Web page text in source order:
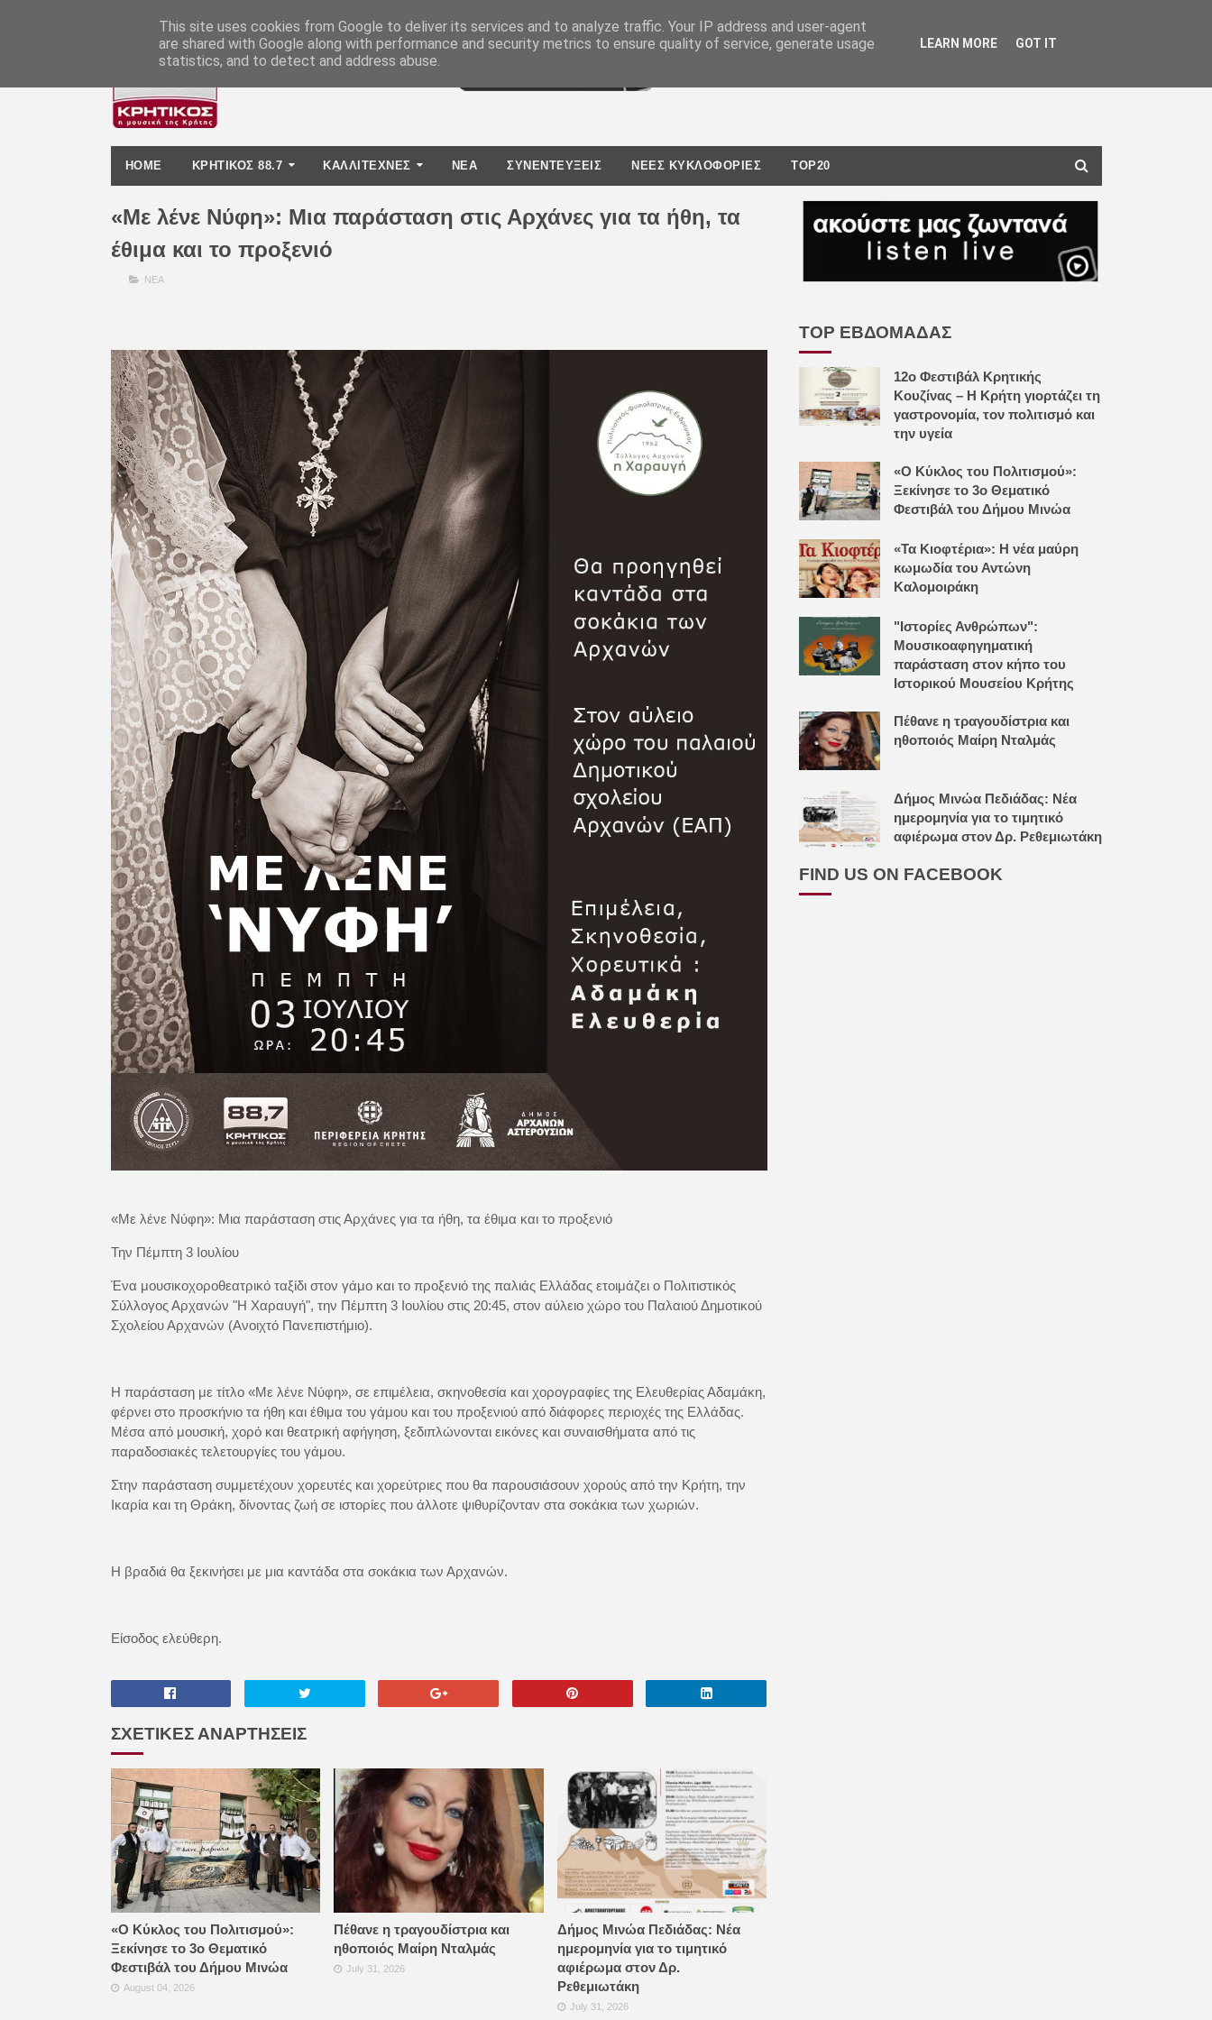
HOME ΚΡΗΤΙΚΟΣ 88.7 ΚΑΛΛΙΤΕΧΝΕΣ ΝΕΑ ΣΥΝΕΝΤΕΥΞΕΙΣ ΝΕΕΣ ΚΥΚΛΟΦΟΡΙΕΣ TOP20
«Με λένε Νύφη»: Μια παράσταση στις Αρχάνες για τα ήθη, τα
έθιμα και το προξενιό
ΝΕΑ
«Με λένε Νύφη»: Μια παράσταση στις Αρχάνες για τα ήθη, τα έθιμα και το προξενιό
Την Πέμπτη 3 Ιουλίου
Ένα μουσικοχοροθεατρικό ταξίδι στον γάμο και το προξενιό της παλιάς Ελλάδας ετοιμάζει ο Πολιτιστικός
Σύλλογος Αρχανών "Η Χαραυγή", την Πέμπτη 3 Ιουλίου στις 20:45, στον αύλειο χώρο του Παλαιού Δημοτικού
Σχολείου Αρχανών (Ανοιχτό Πανεπιστήμιο).
Η παράσταση με τίτλο «Με λένε Νύφη», σε επιμέλεια, σκηνοθεσία και χορογραφίες της Ελευθερίας Αδαμάκη,
φέρνει στο προσκήνιο τα ήθη και έθιμα του γάμου και του προξενιού από διάφορες περιοχές της Ελλάδας.
Μέσα από μουσική, χορό και θεατρική αφήγηση, ξεδιπλώνονται εικόνες και συναισθήματα από τις
παραδοσιακές τελετουργίες του γάμου.
Στην παράσταση συμμετέχουν χορευτές και χορεύτριες που θα παρουσιάσουν χορούς από την Κρήτη, την
Ικαρία και τη Θράκη, δίνοντας ζωή σε ιστορίες που άλλοτε ψιθυρίζονταν στα σοκάκια των χωριών.
Η βραδιά θα ξεκινήσει με μια καντάδα στα σοκάκια των Αρχανών.
Είσοδος ελεύθερη.
ΣΧΕΤΙΚΕΣ ΑΝΑΡΤΗΣΕΙΣ
«Ο Κύκλος του Πολιτισμού»:
Ξεκίνησε το 3ο Θεματικό
Φεστιβάλ του Δήμου Μινώα
August 04, 2026
Πέθανε η τραγουδίστρια και
ηθοποιός Μαίρη Νταλμάς
July 31, 2026
Δήμος Μινώα Πεδιάδας: Νέα
ημερομηνία για το τιμητικό
αφιέρωμα στον Δρ.
Ρεθεμιωτάκη
July 31, 2026
TOP ΕΒΔΟΜΑΔΑΣ
12ο Φεστιβάλ Κρητικής
Κουζίνας – Η Κρήτη γιορτάζει τη
γαστρονομία, τον πολιτισμό και
την υγεία
«Ο Κύκλος του Πολιτισμού»:
Ξεκίνησε το 3ο Θεματικό
Φεστιβάλ του Δήμου Μινώα
«Τα Κιοφτέρια»: Η νέα μαύρη
κωμωδία του Αντώνη
Καλομοιράκη
"Ιστορίες Ανθρώπων":
Μουσικοαφηγηματική
παράσταση στον κήπο του
Ιστορικού Μουσείου Κρήτης
Πέθανε η τραγουδίστρια και
ηθοποιός Μαίρη Νταλμάς
Δήμος Μινώα Πεδιάδας: Νέα
ημερομηνία για το τιμητικό
αφιέρωμα στον Δρ. Ρεθεμιωτάκη
FIND US ON FACEBOOK
This site uses cookies from Google to deliver its services and to analyze traffic. Your IP address and user-agent
are shared with Google along with performance and security metrics to ensure quality of service, generate usage
statistics, and to detect and address abuse.
LEARN MORE GOT IT